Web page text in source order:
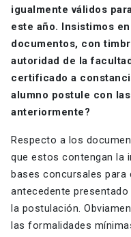
igualmente válidos
este año. Insistimos
documentos, con
autoridad de la
certificado a
alumno postule con
anteriormente?
Respecto a los
que estos contengan la
bases concursales
antecedente
la postulación.
las formalidades